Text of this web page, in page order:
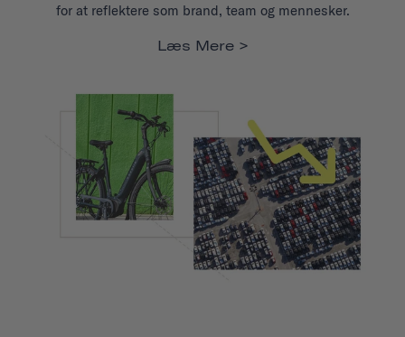
for at reflektere som brand, team og mennesker.
Læs Mere